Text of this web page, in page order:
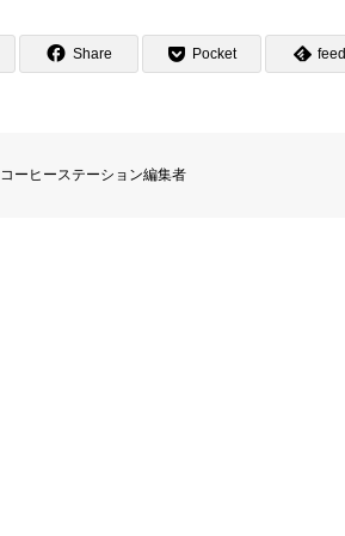
Share Pocket
コーヒーステーション編集者